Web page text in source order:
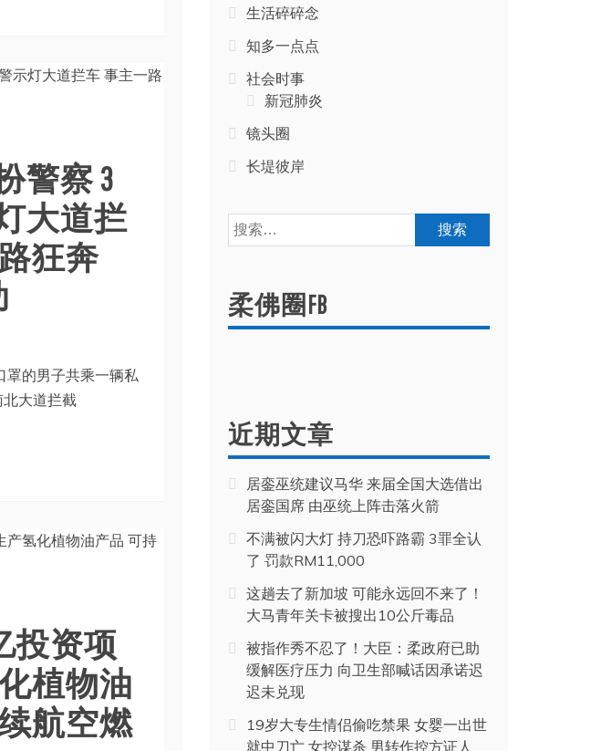
警察 3
大道拦
狂奔
罩的男子共乘一辆私
大道拦截
投资项
植物油
航空燃
生活碎碎念
知多一点点
社会时事
新冠肺炎
镜头圈
长堤彼岸
搜
索：
柔佛圈FB
近期文章
居銮巫统建议马华 来届全国大选借出
居銮国席 由巫统上阵击落火箭
不满被闪大灯 持刀恐吓路霸 3罪全认
了 罚款RM11,000
这趟去了新加坡 可能永远回不来了！
大马青年关卡被搜出10公斤毒品
被指作秀不忍了！大臣：柔政府已助
缓解医疗压力 向卫生部喊话因承诺迟
迟未兑现
19岁大专生情侣偷吃禁果 女婴一出世
就中刀亡 女控谋杀 男转作控方证人